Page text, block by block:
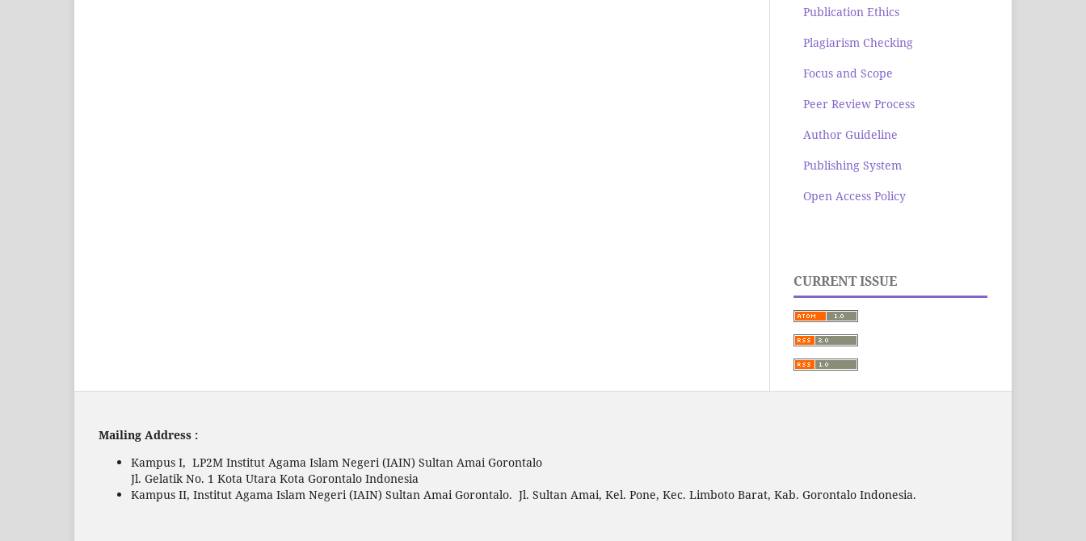
Publication Ethics
Plagiarism Checking
Focus and Scope
Peer Review Process
Author Guideline
Publishing System
Open Access Policy
CURRENT ISSUE
Mailing Address :
Kampus I, LP2M Institut Agama Islam Negeri (IAIN) Sultan Amai Gorontalo
Jl. Gelatik No. 1 Kota Utara Kota Gorontalo Indonesia
Kampus II, Institut Agama Islam Negeri (IAIN) Sultan Amai Gorontalo. Jl. Sultan Amai, Kel. Pone, Kec. Limboto Barat, Kab. Gorontalo Indonesia.